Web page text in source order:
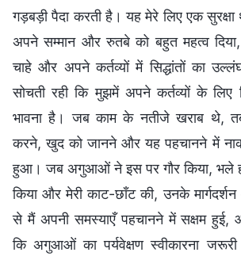
गड़बड़ी पैदा करती है। यह मेरे लिए एक
अपने सम्मान और रुतबे को बहुत महत्व
चाहे और अपने कर्तव्यों में सिद्धांतों का
सोचती रही कि मुझमें अपने कर्तव्यों के लिए
भावना है। जब काम के नतीजे खराब थे,
करने, खुद को जानने और यह पहचानने में
हुआ। जब अगुआओं ने इस पर गौर किया, भले
किया और मेरी काट-छाँट की, उनके
से मैं अपनी समस्याएँ पहचानने में सक्षम
कि अगुआओं का पर्यवेक्षण स्वीकारना